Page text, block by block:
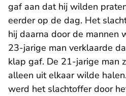
gaf aan dat hij wilden
eerder op de dag. Het
hij daarna door de mannen
23-jarige man verklaarde
klap gaf. De 21-jarige man
alleen uit elkaar wilde
werd het slachtoffer door